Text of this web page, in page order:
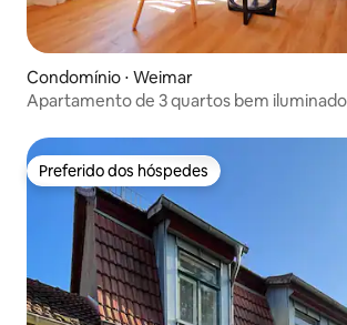
Condomínio ⋅ Weimar
Apartamento de 3 quartos bem
Preferido dos hóspedes
Preferido dos hóspedes